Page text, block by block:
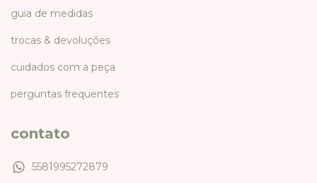
guia de medidas
trocas & devoluções
cuidados com a peça
perguntas frequentes
contato
5581995272879